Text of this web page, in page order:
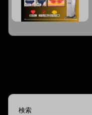
検索